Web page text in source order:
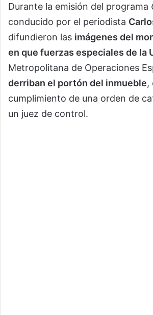
Durante la emisión del programa
conducido por el periodista
difundieron las imágenes del
en que fuerzas especiales de la
Metropolitana de Operaciones
derriban el portón del inmueble,
cumplimiento de una orden de
un juez de control.